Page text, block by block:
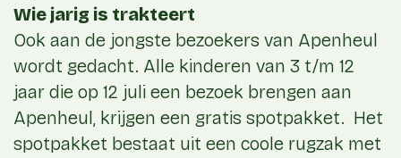
Wie jarig is trakteert
Ook aan de jongste bezoekers van Apenheul
wordt gedacht. Alle kinderen van 3 t/m 12
jaar die op 12 juli een bezoek brengen aan
Apenheul, krijgen een gratis spotpakket. Het
spotpakket bestaat uit een coole rugzak met